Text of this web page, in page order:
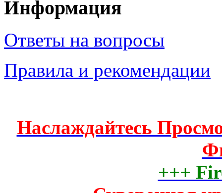
Информация
Ответы на вопросы
Правила и рекомендации
Наслаждайтесь
+++